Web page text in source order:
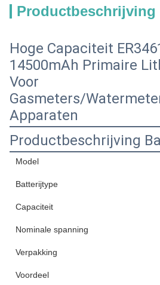
Productbeschrijving
Hoge Capaciteit
14500mAh Primaire
Voor
Gasmeters/
Apparaten
Productbeschrijving
Model
Batterijtype
Capaciteit
Nominale spanning
Verpakking
Voordeel